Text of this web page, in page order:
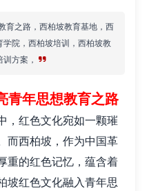
育之路，西柏坡教育基地，西
院，西柏坡培训，西柏坡教
方案，
青年思想教育之路
，红色文化宛如一颗璀
而西柏坡，作为中国革
重的红色记忆，蕴含着
坡红色文化融入青年思